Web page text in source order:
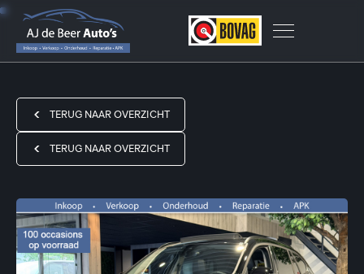
TERUG NAAR OVERZICHT
TERUG NAAR OVERZICHT